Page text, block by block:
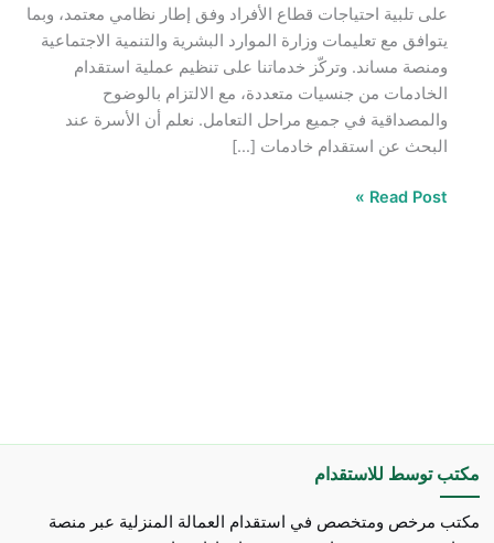
على تلبية احتياجات قطاع الأفراد وفق إطار نظامي معتمد، وبما
يتوافق مع تعليمات وزارة الموارد البشرية والتنمية الاجتماعية
ومنصة مساند. وتركّز خدماتنا على تنظيم عملية استقدام
الخادمات من جنسيات متعددة، مع الالتزام بالوضوح
والمصداقية في جميع مراحل التعامل. نعلم أن الأسرة عند
البحث عن استقدام خادمات […]
Read Post »
مكتب توسط للاستقدام
مكتب مرخص ومتخصص في استقدام العمالة المنزلية عبر منصة